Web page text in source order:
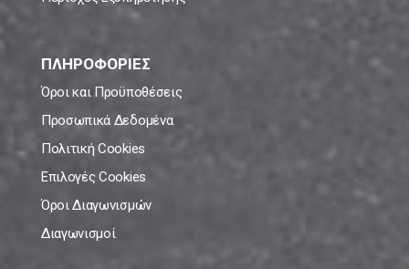
ΠΛΗΡΟΦΟΡΙΕΣ
Όροι και Προϋποθέσεις
Προσωπικά Δεδομένα
Πολιτική Cookies
Επιλογές Cookies
Όροι Διαγωνισμών
Διαγωνισμοί